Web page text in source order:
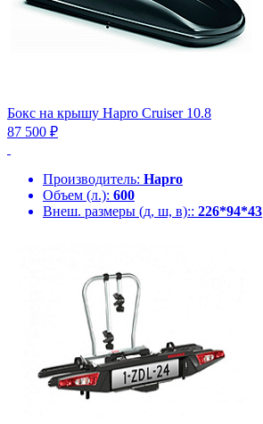
Бокс на крышу Hapro Cruiser 10.8
87 500 ₽
Производитель: Hapro
Объем (л.): 600
Внеш. размеры (д, ш, в):: 226*94*43